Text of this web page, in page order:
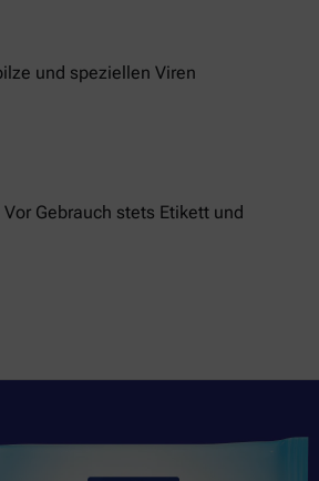
und speziellen Viren
Gebrauch stets Etikett und